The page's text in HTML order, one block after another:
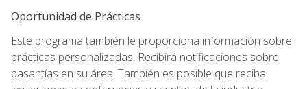
Oportunidad de Prácticas
Este programa también le proporciona información sobre
prácticas personalizadas. Recibirá notificaciones sobre
pasantías en su área. También es posible que reciba